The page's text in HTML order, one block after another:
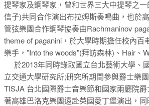
提琴家及鋼琴家，曾和世界三大中提琴之
信子)共同合作演出布拉姆斯奏鳴曲，也於
管弦樂團合作鋼琴協奏曲Rachmaninov
theme of paganini，於大學時期擔任校內百
樂手，”Into the woods”(拜訪森林)、Hair、
於2013年同時錄取國立台北藝術大學、
立交通大學研究所;研究所期間參與爵士樂
TISJA 台北國際爵士音樂節和國家兩廳院
著高雄巴洛克樂團遠赴英國愛丁堡演出，